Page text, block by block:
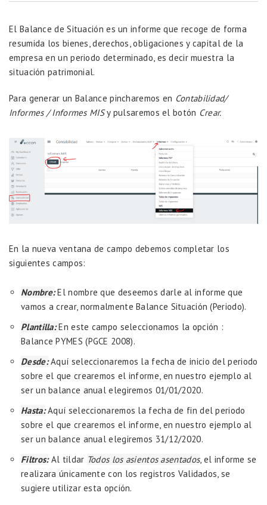
El Balance de Situación es un informe que recoge de forma
resumida los bienes, derechos, obligaciones y capital de la
empresa en un periodo determinado, es decir muestra la
situación patrimonial.
Para generar un Balance pincharemos en Contabilidad/
Informes / Informes MISy pulsaremos el botón Crear.
En la nueva ventana de campo debemos completar los
siguientes campos:
Nombre:El nombre que deseemos darle al informe que
vamos a crear, normalmente Balance Situación (Periodo).
Plantilla: En este campo seleccionamos la opción :
Balance PYMES (PGCE 2008).
Desde:Aquí seleccionaremos la fecha de inicio del periodo
sobre el que crearemos el informe, en nuestro ejemplo al
ser un balance anual elegiremos 01/01/2020.
Hasta:Aquí seleccionaremos la fecha de fin del periodo
sobre el que crearemos el informe, en nuestro ejemplo al
ser un balance anual elegiremos 31/12/2020.
Filtros:Al tildar Todos los asientos asentados, el informe se
realizara únicamente con los registros Validados, se
sugiere utilizar esta opción.